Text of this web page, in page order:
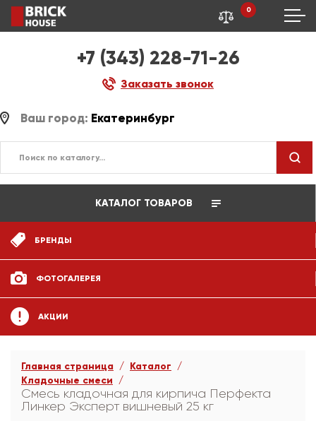
+7 (343) 228-71-26
Заказать звонок
0
Ваш город: Екатеринбург
КАТАЛОГ ТОВАРОВ
БРЕНДЫ
ФОТОГАЛЕРЕЯ
АКЦИИ
Главная страница
Каталог
Кладочные смеси
Смесь кладочная для кирпича Перфекта
Линкер Эксперт вишневый 25 кг